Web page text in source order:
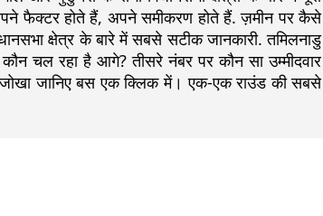
फैक्टर होते हैं, अपने समीकरण होते हैं. ज़मीन पर कैसे
क्षेत्र के बारे में सबसे सटीक जानकारी. तमिलनाडु
चल रहा है आगे? तीसरे नंबर पर कौन सा उम्मीदवार
जोखा जानिए बस एक क्लिक में। एक-एक राउंड की सबसे